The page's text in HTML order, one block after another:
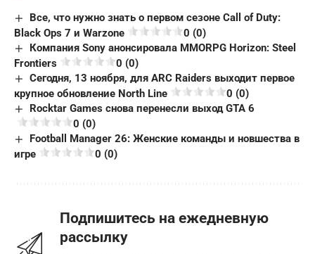
Все, что нужно знать о первом сезоне Call of Duty:
Black Ops 7 и Warzone
0 (0)
Компания Sony анонсировала MMORPG Horizon: Steel
Frontiers
0 (0)
Сегодня, 13 ноября, для ARC Raiders выходит первое
крупное обновление North Line
0 (0)
Rocktar Games снова перенесли выход GTA 6
0 (0)
Football Manager 26: Женские команды и новшества в
игре
0 (0)
Подпишитесь на ежедневную
рассылку